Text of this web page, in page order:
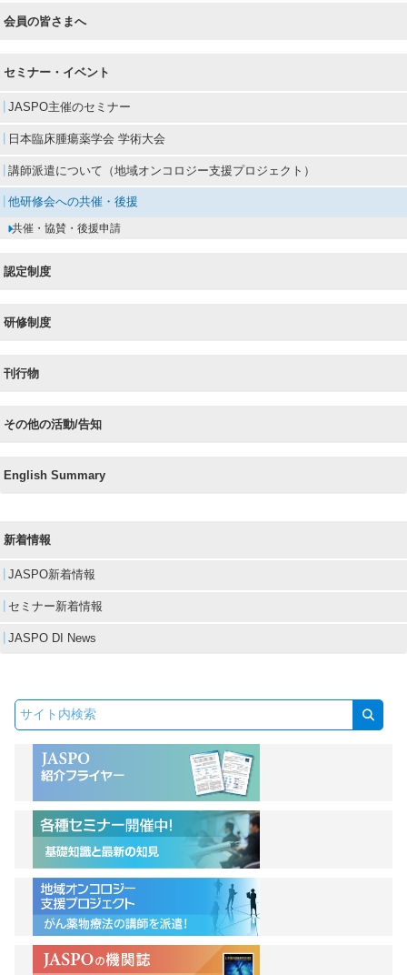
会員の皆さまへ
セミナー・イベント
JASPO主催のセミナー
日本臨床腫瘍薬学会 学術大会
講師派遣について（地域オンコロジー支援プロジェクト）
他研修会への共催・後援
共催・協賛・後援申請
認定制度
研修制度
刊行物
その他の活動/告知
English Summary
新着情報
JASPO新着情報
セミナー新着情報
JASPO DI News